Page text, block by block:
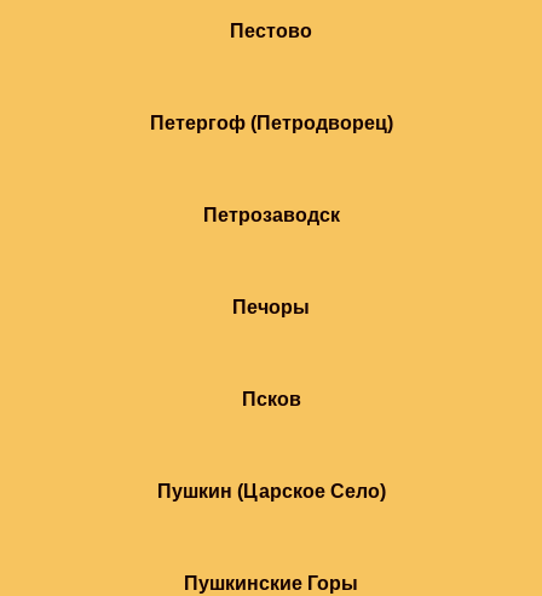
Пестово
Петергоф (Петродворец)
Петрозаводск
Печоры
Псков
Пушкин (Царское Село)
Пушкинские Горы